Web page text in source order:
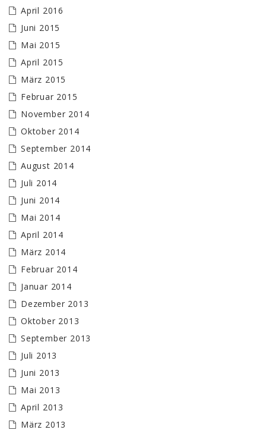
April 2016
Juni 2015
Mai 2015
April 2015
März 2015
Februar 2015
November 2014
Oktober 2014
September 2014
August 2014
Juli 2014
Juni 2014
Mai 2014
April 2014
März 2014
Februar 2014
Januar 2014
Dezember 2013
Oktober 2013
September 2013
Juli 2013
Juni 2013
Mai 2013
April 2013
März 2013